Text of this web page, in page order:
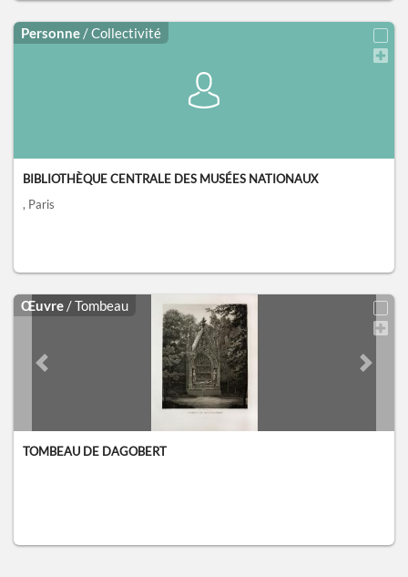
Personne / Collectivité
BIBLIOTHÈQUE CENTRALE DES MUSÉES NATIONAUX
, Paris
Œuvre / Tombeau
Previous slide Next
TOMBEAU DE DAGOBERT